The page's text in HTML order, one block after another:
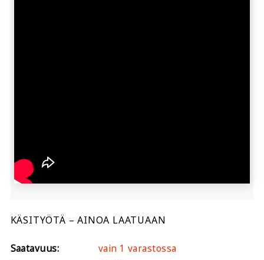
KÄSITYÖTÄ – AINOA LAATUAAN
Saatavuus:
vain 1 varastossa